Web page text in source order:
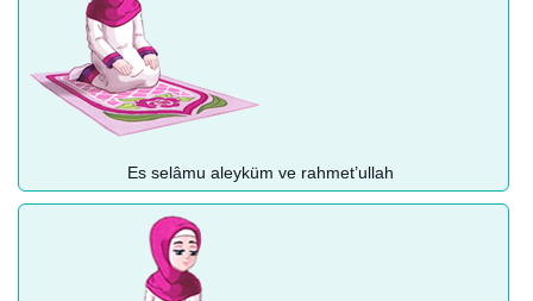
Es selâmu aleyküm ve rahmet’ullah